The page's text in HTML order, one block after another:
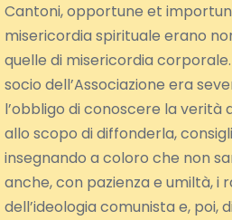
Cantoni, opportune et
misericordia spirituale erano
quelle di misericordia
socio dell’Associazione era
l’obbligo di conoscere la
allo scopo di diffonderla,
insegnando a coloro che non
anche, con pazienza e umiltà, i
dell’ideologia comunista e, poi,